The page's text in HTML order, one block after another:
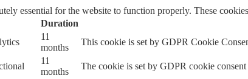
essential for the website to function properly. These
Duration
11
months
This cookie is set by GDPR Cookie
11
months
The cookie is set by GDPR cookie